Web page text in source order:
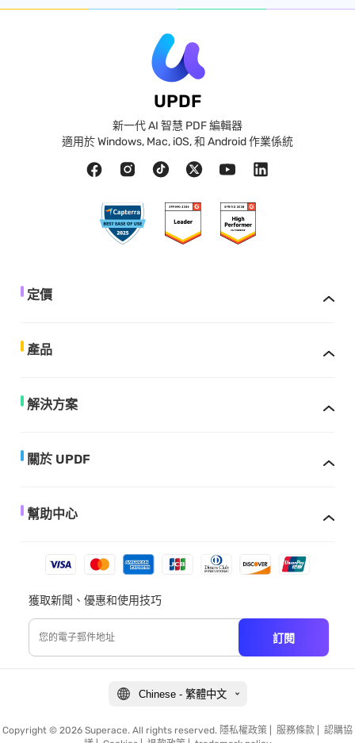
UPDF
新一代 AI 智慧 PDF 編輯器
適用於 Windows, Mac, iOS, 和 Android 作業係統
定價
產品
解決方案
關於 UPDF
幫助中心
獲取新聞、優惠和使用技巧
訂閱
Chinese - 繁體中文
Copyright © 2026 Superace. All rights reserved. 隱私權政策 服務條款
認購協